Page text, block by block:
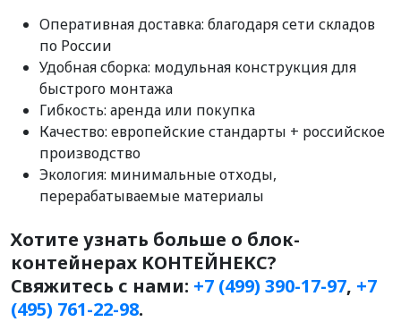
Оперативная доставка: благодаря сети складов
по России
Удобная сборка: модульная конструкция для
быстрого монтажа
Гибкость: аренда или покупка
Качество: европейские стандарты + российское
производство
Экология: минимальные отходы,
перерабатываемые материалы
Хотите узнать больше о блок-
контейнерах КОНТЕЙНЕКС?
Свяжитесь с нами: +7 (499) 390-17-97, +7
(495) 761-22-98.